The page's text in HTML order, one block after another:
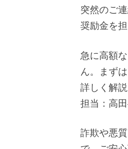
突然のご
奨励金を
急に高額
ん。まず
詳しく解
担当：高
詐欺や悪